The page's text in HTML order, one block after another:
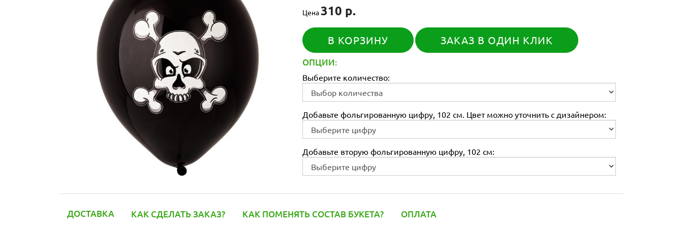
Цена310 р.
В КОРЗИНУ ЗАКАЗ В ОДИН КЛИК
ОПЦИИ:
Выберите количество:
Добавьте фольгированную цифру, 102 см. Цвет можно уточнить с дизайнером:
Добавьте вторую фольгированную цифру, 102 см:
ДОСТАВКА КАК СДЕЛАТЬ ЗАКАЗ? КАК ПОМЕНЯТЬ СОСТАВ БУКЕТА? ОПЛАТА